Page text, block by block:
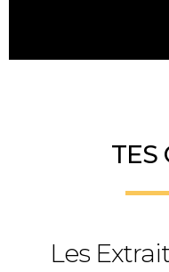
TES
Les